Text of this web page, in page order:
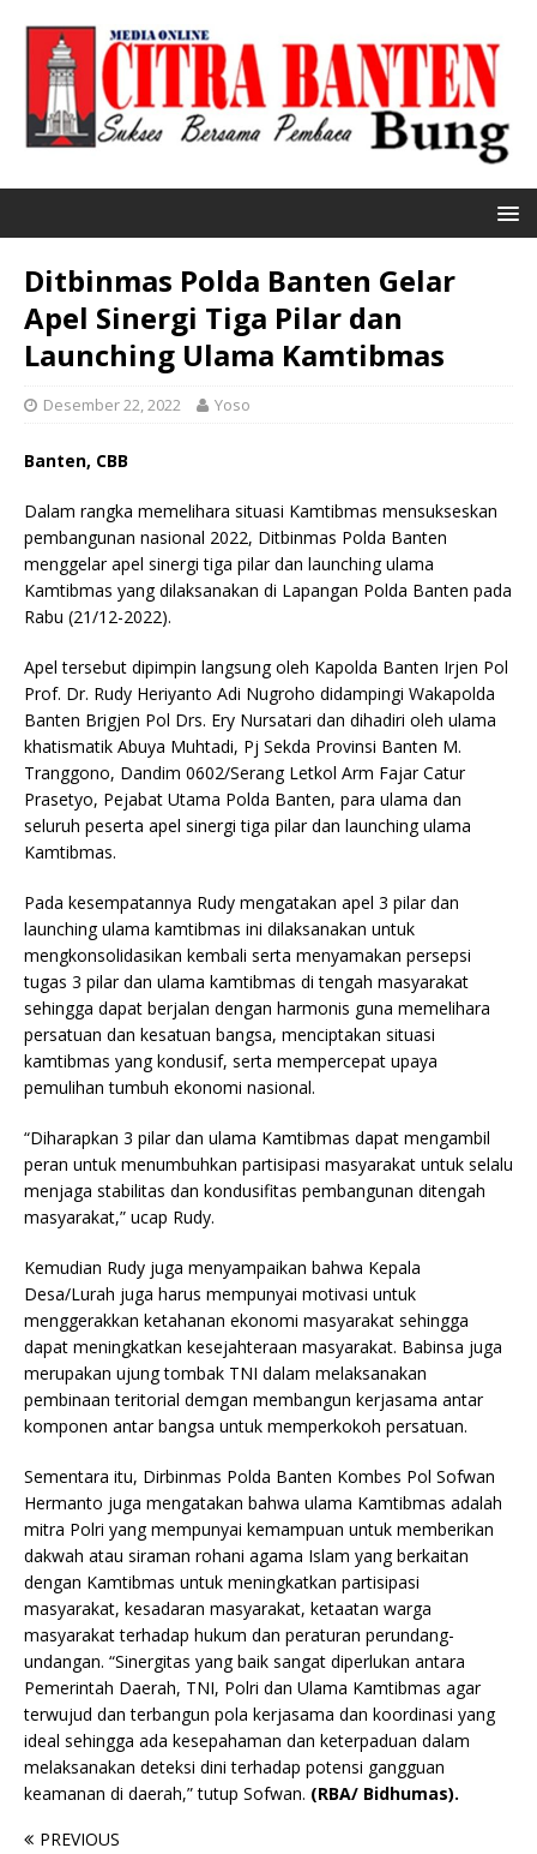
Ditbinmas Polda Banten Gelar
Apel Sinergi Tiga Pilar dan
Launching Ulama Kamtibmas
Desember 22, 2022 Yoso
Banten, CBB
Dalam rangka memelihara situasi Kamtibmas mensukseskan
pembangunan nasional 2022, Ditbinmas Polda Banten
menggelar apel sinergi tiga pilar dan launching ulama
Kamtibmas yang dilaksanakan di Lapangan Polda Banten pada
Rabu (21/12-2022).
Apel tersebut dipimpin langsung oleh Kapolda Banten Irjen Pol
Prof. Dr. Rudy Heriyanto Adi Nugroho didampingi Wakapolda
Banten Brigjen Pol Drs. Ery Nursatari dan dihadiri oleh ulama
khatismatik Abuya Muhtadi, Pj Sekda Provinsi Banten M.
Tranggono, Dandim 0602/Serang Letkol Arm Fajar Catur
Prasetyo, Pejabat Utama Polda Banten, para ulama dan
seluruh peserta apel sinergi tiga pilar dan launching ulama
Kamtibmas.
Pada kesempatannya Rudy mengatakan apel 3 pilar dan
launching ulama kamtibmas ini dilaksanakan untuk
mengkonsolidasikan kembali serta menyamakan persepsi
tugas 3 pilar dan ulama kamtibmas di tengah masyarakat
sehingga dapat berjalan dengan harmonis guna memelihara
persatuan dan kesatuan bangsa, menciptakan situasi
kamtibmas yang kondusif, serta mempercepat upaya
pemulihan tumbuh ekonomi nasional.
“Diharapkan 3 pilar dan ulama Kamtibmas dapat mengambil
peran untuk menumbuhkan partisipasi masyarakat untuk selalu
menjaga stabilitas dan kondusifitas pembangunan ditengah
masyarakat,” ucap Rudy.
Kemudian Rudy juga menyampaikan bahwa Kepala
Desa/Lurah juga harus mempunyai motivasi untuk
menggerakkan ketahanan ekonomi masyarakat sehingga
dapat meningkatkan kesejahteraan masyarakat. Babinsa juga
merupakan ujung tombak TNI dalam melaksanakan
pembinaan teritorial demgan membangun kerjasama antar
komponen antar bangsa untuk memperkokoh persatuan.
Sementara itu, Dirbinmas Polda Banten Kombes Pol Sofwan
Hermanto juga mengatakan bahwa ulama Kamtibmas adalah
mitra Polri yang mempunyai kemampuan untuk memberikan
dakwah atau siraman rohani agama Islam yang berkaitan
dengan Kamtibmas untuk meningkatkan partisipasi
masyarakat, kesadaran masyarakat, ketaatan warga
masyarakat terhadap hukum dan peraturan perundang-
undangan. “Sinergitas yang baik sangat diperlukan antara
Pemerintah Daerah, TNI, Polri dan Ulama Kamtibmas agar
terwujud dan terbangun pola kerjasama dan koordinasi yang
ideal sehingga ada kesepahaman dan keterpaduan dalam
melaksanakan deteksi dini terhadap potensi gangguan
keamanan di daerah,” tutup Sofwan. (RBA/ Bidhumas).
PREVIOUS